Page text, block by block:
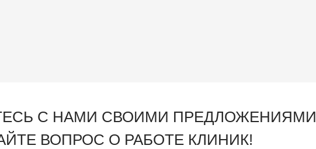
С НАМИ СВОИМИ ПРЕДЛОЖЕНИЯМИ
ВОПРОС О РАБОТЕ КЛИНИК!